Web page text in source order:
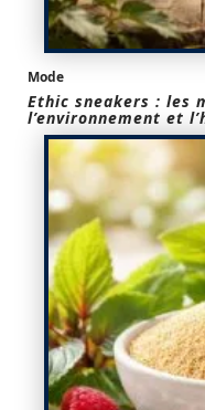
Mode
Ethic sneakers : les
l’environnement et